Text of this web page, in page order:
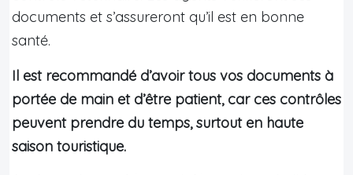
documents et s’assureront qu’il est en bonne
santé.
Il est recommandé d’avoir tous vos documents à
portée de main et d’être patient, car ces contrôles
peuvent prendre du temps, surtout en haute
saison touristique.